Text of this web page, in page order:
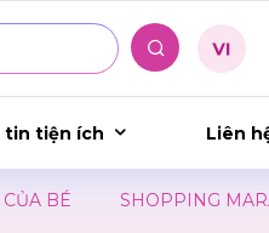
tin tiện ích Liên
MARATHON 2026 -